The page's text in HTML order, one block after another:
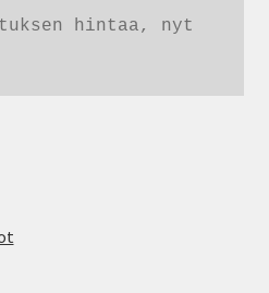
hintaa, nyt